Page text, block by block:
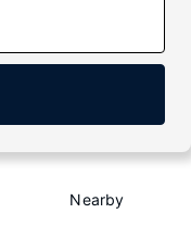
Nearby